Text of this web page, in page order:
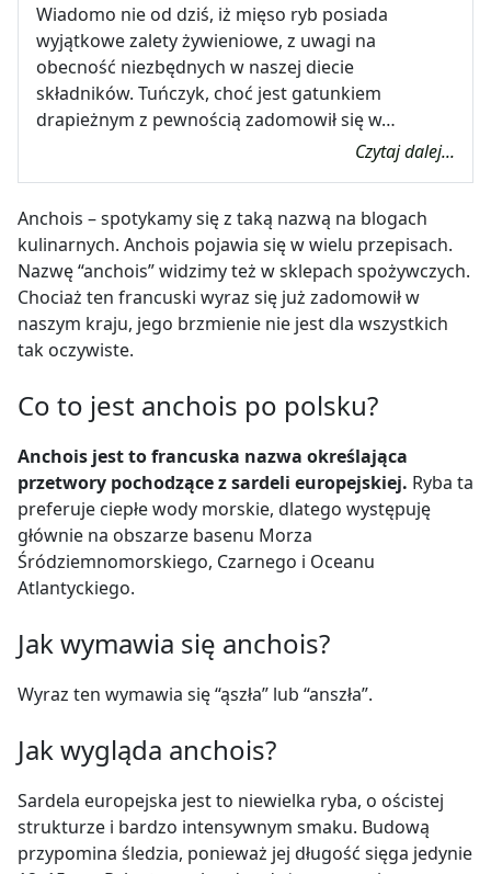
Wiadomo nie od dziś, iż mięso ryb posiada
wyjątkowe zalety żywieniowe, z uwagi na
obecność niezbędnych w naszej diecie
składników. Tuńczyk, choć jest gatunkiem
drapieżnym z pewnością zadomowił się w…
Czytaj dalej...
Anchois – spotykamy się z taką nazwą na blogach
kulinarnych. Anchois pojawia się w wielu przepisach.
Nazwę “anchois” widzimy też w sklepach spożywczych.
Chociaż ten francuski wyraz się już zadomowił w
naszym kraju, jego brzmienie nie jest dla wszystkich
tak oczywiste.
Co to jest anchois po polsku?
Anchois jest to francuska nazwa określająca
przetwory pochodzące z sardeli europejskiej. Ryba ta
preferuje ciepłe wody morskie, dlatego występuję
głównie na obszarze basenu Morza
Śródziemnomorskiego, Czarnego i Oceanu
Atlantyckiego.
Jak wymawia się anchois?
Wyraz ten wymawia się “ąszła” lub “anszła”.
Jak wygląda anchois?
Sardela europejska jest to niewielka ryba, o ościstej
strukturze i bardzo intensywnym smaku. Budową
przypomina śledzia, ponieważ jej długość sięga jedynie